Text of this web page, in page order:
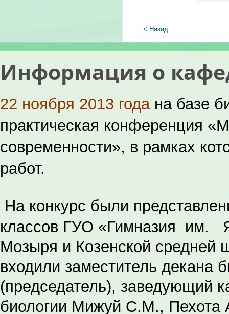
< Назад
Информация о
22 ноября 2013 годана базе
практическая конференция
современности», в рамках
работ.
На конкурс были
классов ГУО «Гимназия им.
Мозыря и Козенской средней
входили заместитель декана
(председатель), заведующий
биологии Мижуй С.М., Пехота